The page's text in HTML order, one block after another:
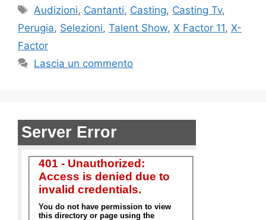
Tag
Audizioni, Cantanti, Casting, Casting Tv,
Perugia, Selezioni, Talent Show, X Factor 11, X-
Factor
Lascia un commento